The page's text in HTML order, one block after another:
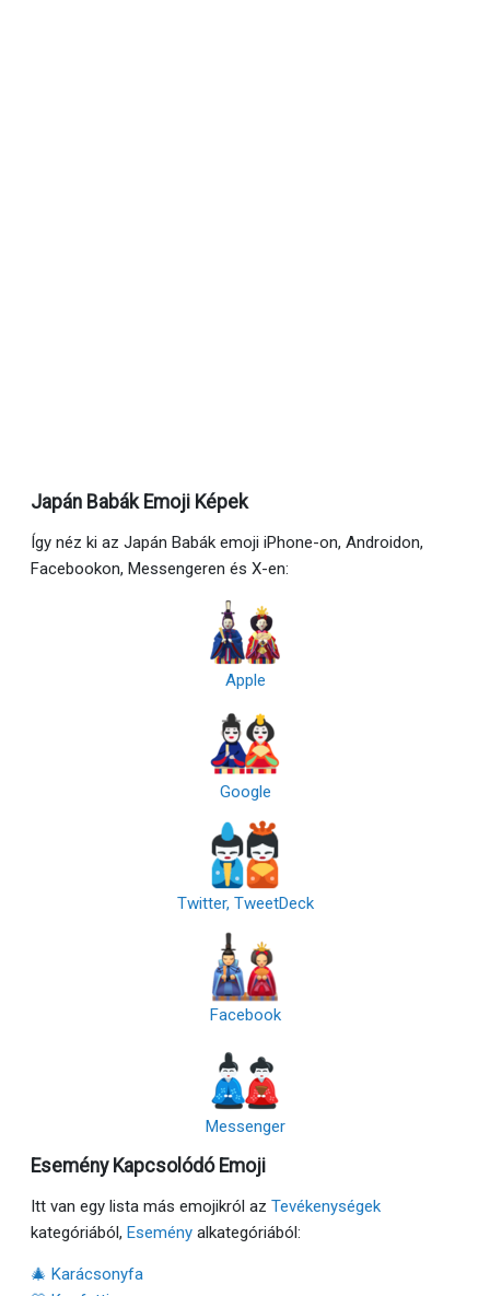
Japán Babák Emoji Képek
Így néz ki az Japán Babák emoji iPhone-on, Androidon,
Facebookon, Messengeren és X-en:
Apple
Google
Twitter, TweetDeck
Facebook
Messenger
Esemény Kapcsolódó Emoji
Itt van egy lista más emojikról az Tevékenységek
kategóriából, Esemény alkategóriából:
🎄 Karácsonyfa